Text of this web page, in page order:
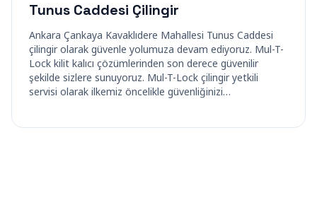
Tunus Caddesi Çilingir
Ankara Çankaya Kavaklıdere Mahallesi Tunus Caddesi
çilingir olarak güvenle yolumuza devam ediyoruz. Mul-T-
Lock kilit kalıcı çözümlerinden son derece güvenilir
şekilde sizlere sunuyoruz. Mul-T-Lock çilingir yetkili
servisi olarak ilkemiz öncelikle güvenliğinizi…